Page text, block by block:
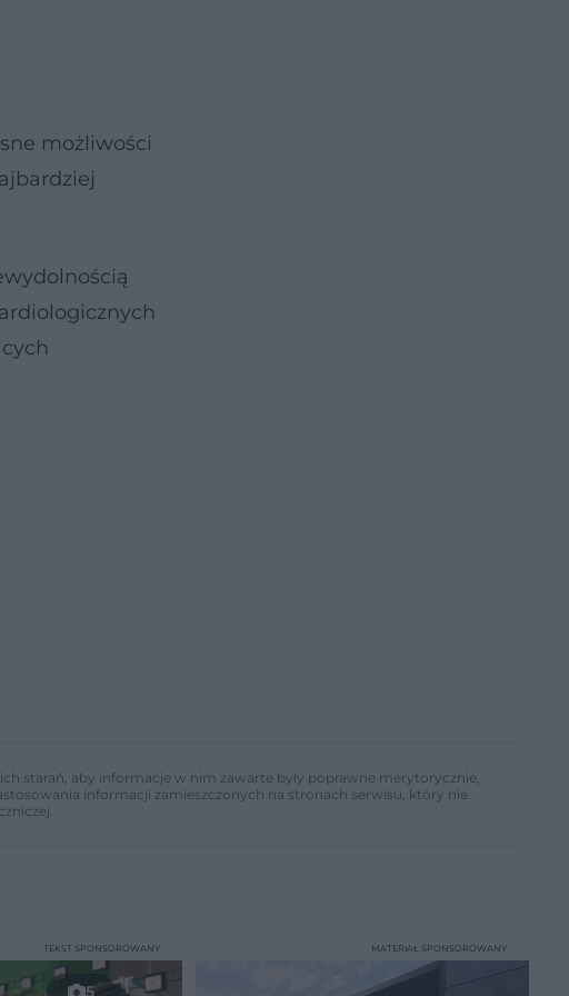
możliwości
starań, aby informacje w nim zawarte były poprawne merytorycznie,
informacji zamieszczonych na stronach serwisu, który nie
5
TEKST SPONSOROWANY MATERIAŁ SPONSOROWANY